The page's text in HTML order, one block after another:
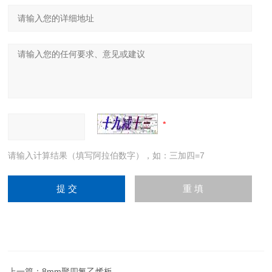
请输入计算结果（填写阿拉伯数字），如：三加四=7